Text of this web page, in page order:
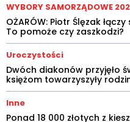
WYBORY SAMORZĄDOWE
OŻARÓW: Piotr Ślęzak
To pomoże czy zaszkodzi?
Uroczystości
Dwóch diakonów przyjęło
księżom towarzyszyły
Inne
Ponad 18 000 złotych z